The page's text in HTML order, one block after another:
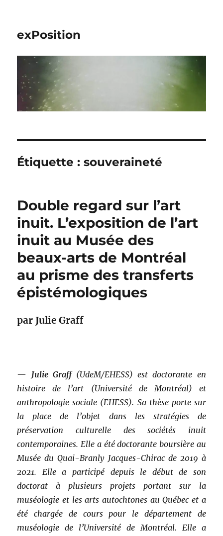
exPosition
Étiquette :souveraineté
Double regard sur l’art
inuit. L’exposition de l’art
inuit au Musée des
beaux-arts de Montréal
au prisme des transferts
épistémologiques
par Julie Graff
— Julie Graff (UdeM/EHESS) est doctorante en
histoire de l’art (Université de Montréal) et
anthropologie sociale (EHESS). Sa thèse porte sur
la place de l’objet dans les stratégies de
préservation culturelle des sociétés inuit
contemporaines. Elle a été doctorante boursière au
Musée du Quai-Branly Jacques-Chirac de 2019 à
2021. Elle a participé depuis le début de son
doctorat à plusieurs projets portant sur la
muséologie et les arts autochtones au Québec et a
été chargée de cours pour le département de
muséologie de l’Université de Montréal. Elle a